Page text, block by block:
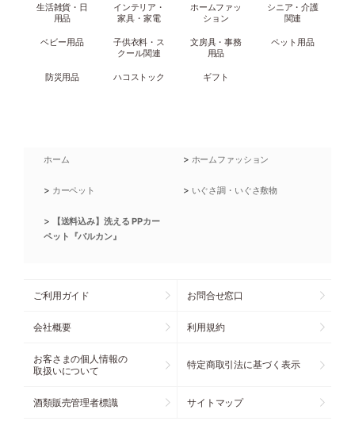
生活雑貨・日
用品
インテリア・
家具・家電
ホームファッ
ション
シニア・介護
関連
ベビー用品
子供衣料・ス
クール関連
文房具・事務
用品
ペット用品
防災用品 ハコストック ギフト
ホーム > ホームファッション
> カーペット > いぐさ調・いぐさ敷物
>
【送料込み】洗える PPカー
ペット『バルカン』
ご利用ガイド お問合せ窓口
会社概要 利用規約
お客さまの個人情報の
取扱いについて
特定商取引法に基づく表示
酒類販売管理者標識 サイトマップ